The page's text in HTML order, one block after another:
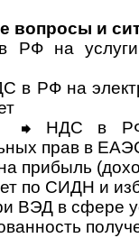
вопросы и
на услуги,
в РФ на
НДС в РФ
прав в
прибыль
по СИДН и
ВЭД в сфере